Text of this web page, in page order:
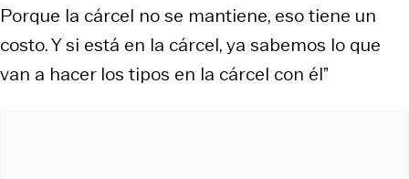
Porque la cárcel no se mantiene, eso tiene un
costo. Y si está en la cárcel, ya sabemos lo que
van a hacer los tipos en la cárcel con él”